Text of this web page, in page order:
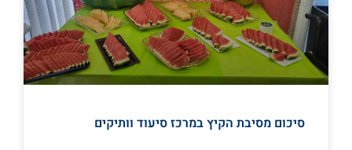
סיכום מסיבת הקיץ במרכז סיעוד וותיקים